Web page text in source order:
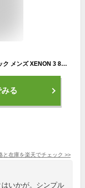
サムソナイト Samsonite バックパック リュック メンズ XENON 3 89430-1041 ブラック Slim Backpack Black リュックサック ビジネスバッグ ビジネスリュック ファッション
る
と在庫を楽天でチェック >>
いかが。シンプル